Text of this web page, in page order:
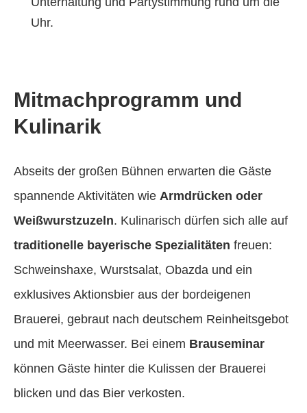
Uhr.
Mitmachprogramm und
Kulinarik
Abseits der großen Bühnen erwarten die Gäste
spannende Aktivitäten wie Armdrücken oder
Weißwurstzuzeln. Kulinarisch dürfen sich alle auf
traditionelle bayerische Spezialitäten freuen:
Schweinshaxe, Wurstsalat, Obazda und ein
exklusives Aktionsbier aus der bordeigenen
Brauerei, gebraut nach deutschem Reinheitsgebot
und mit Meerwasser. Bei einem Brauseminar
können Gäste hinter die Kulissen der Brauerei
blicken und das Bier verkosten.